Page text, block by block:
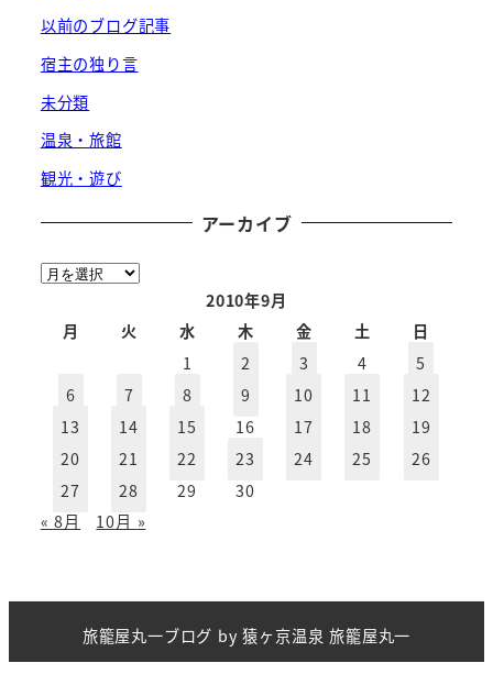
以前のブログ記事
宿主の独り言
未分類
温泉・旅館
観光・遊び
アーカイブ
ア
2010年9月
月
火 水 木 金 土
日
1
2 3 4
5
6
7 8 9 10 11
12
13
14 15 16 17 18
19
20
21 22 23 24 25
26
27
28 29
30
« 8月
10月 »
旅籠屋丸一ブログ by猿ヶ京温泉 旅籠屋丸一